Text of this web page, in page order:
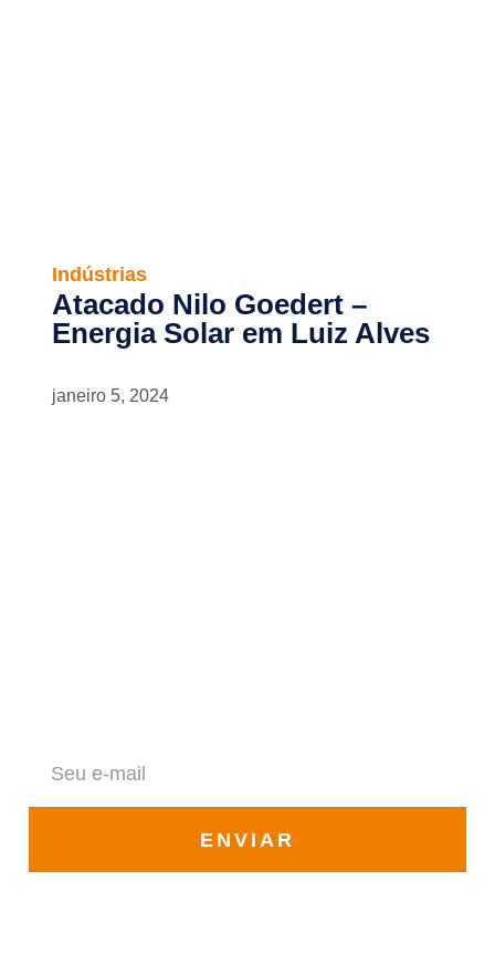
Indústrias
Atacado Nilo Goedert –
Energia Solar em Luiz Alves
janeiro 5, 2024
ENVIAR